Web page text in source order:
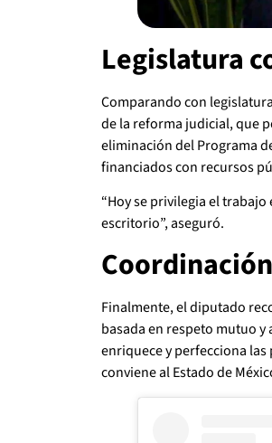
Legislatura
Comparando con
de la reforma judicial, que
eliminación del Programa
financiados con recursos
“Hoy se privilegia el
escritorio”, aseguró.
Finalmente, el diputado
basada en respeto mutuo
enriquece y perfecciona
conviene al Estado de